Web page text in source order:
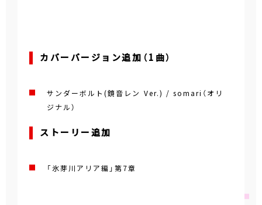
カバーバージョン追加（1曲）
サンダーボルト(鏡音レン Ver.) / somari（オリ
ジナル）
ストーリー追加
「氷芽川アリア編」第7章